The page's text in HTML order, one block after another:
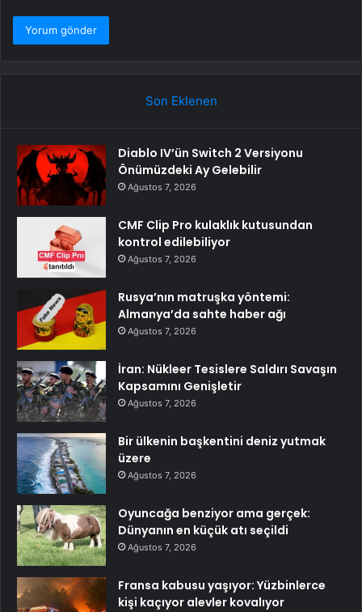
Son Eklenen
Diablo IV’ün Switch 2 Versiyonu
Önümüzdeki Ay Gelebilir
Ağustos 7, 2026
CMF Clip Pro kulaklık kutusundan
kontrol edilebiliyor
Ağustos 7, 2026
Rusya’nın matruşka yöntemi:
Almanya’da sahte haber ağı
Ağustos 7, 2026
İran: Nükleer Tesislere Saldırı Savaşın
Kapsamını Genişletir
Ağustos 7, 2026
Bir ülkenin başkentini deniz yutmak
üzere
Ağustos 7, 2026
Oyuncağa benziyor ama gerçek:
Dünyanın en küçük atı seçildi
Ağustos 7, 2026
Fransa kabusu yaşıyor: Yüzbinlerce
kişi kaçıyor alevler kovalıyor